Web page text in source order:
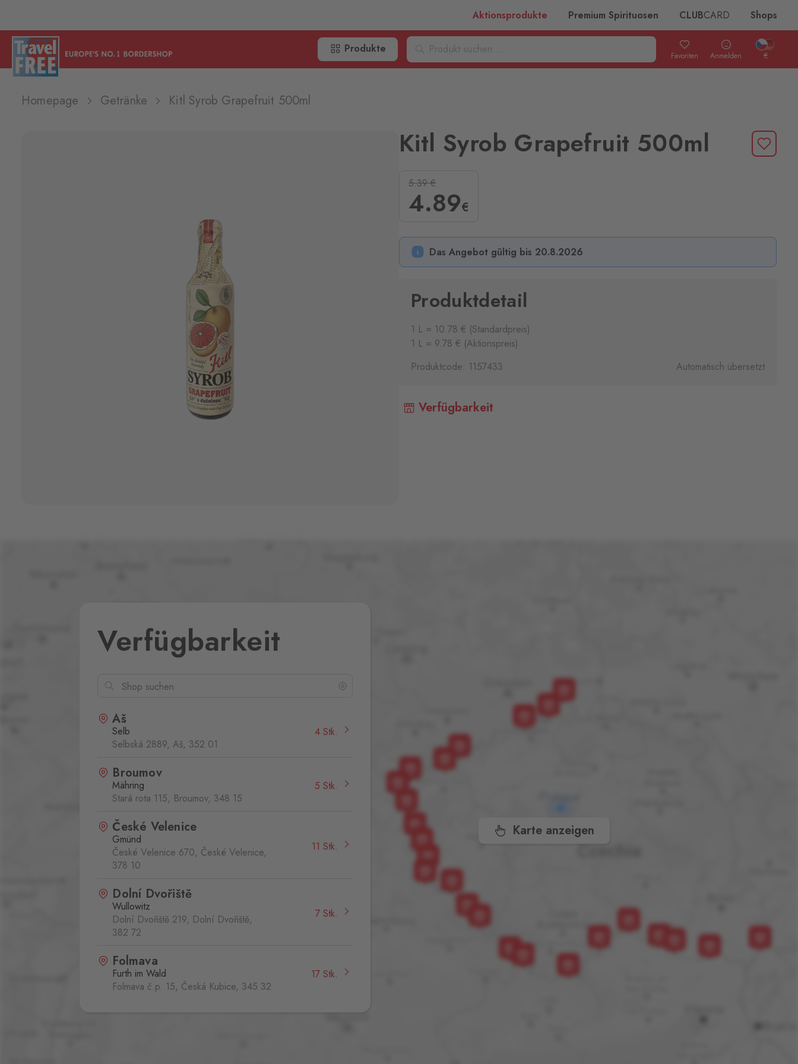
Aktionsprodukte Premium Spirituosen CLUBCARD Shops
Produkte
Favoriten Anmelden €
Homepage Getränke Kitl Syrob Grapefruit 500ml
Kitl Syrob Grapefruit 500ml
5.39€
4.89€
Das Angebot gültig bis 20.8.2026
Produktdetail
1 L = 10.78 € (Standardpreis)
1 L = 9.78 € (Aktionspreis)
Produktcode: 1157433
Automatisch übersetzt
Verfügbarkeit
Karte anzeigen
Verfügbarkeit
Aš
Selb
Selbská 2889, Aš, 352 01
4 Stk.
Broumov
Mähring
Stará rota 115, Broumov, 348 15
5 Stk.
České Velenice
Gmünd
České Velenice 670, České Velenice,
378 10
11 Stk.
Dolní Dvořiště
Wullowitz
Dolní Dvořiště 219, Dolní Dvořiště,
382 72
7 Stk.
Folmava
Furth im Wald
Folmava č.p. 15, Česká Kubice, 345 32
17 Stk.